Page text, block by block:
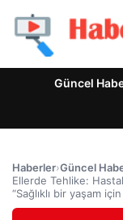
Güncel
Haberler›Güncel
Ellerde Tehlike:
“Sağlıklı bir yaşam